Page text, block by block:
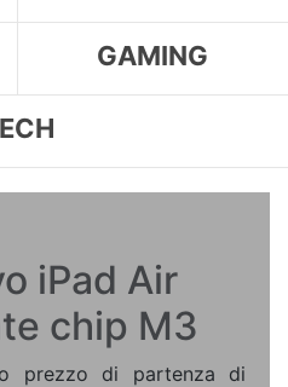
GAMING
iPad Air
chip M3
prezzo di partenza di